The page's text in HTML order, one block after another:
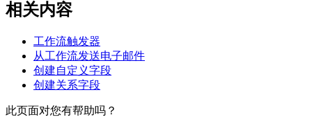
相关内容
工作流触发器
从工作流发送电子邮件
创建自定义字段
创建关系字段
此页面对您有帮助吗？